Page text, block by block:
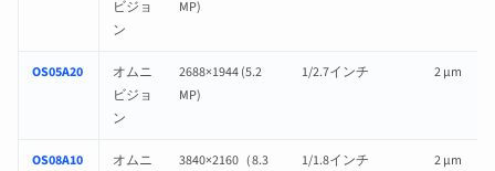
ビジョ
ン
MP)
OS05A20
オムニ
ビジョ
ン
2688×1944 (5.2
MP)
1/2.7インチ 2 µm
OS08A10
オムニ
3840×2160（8.3
1/1.8インチ 2 µm